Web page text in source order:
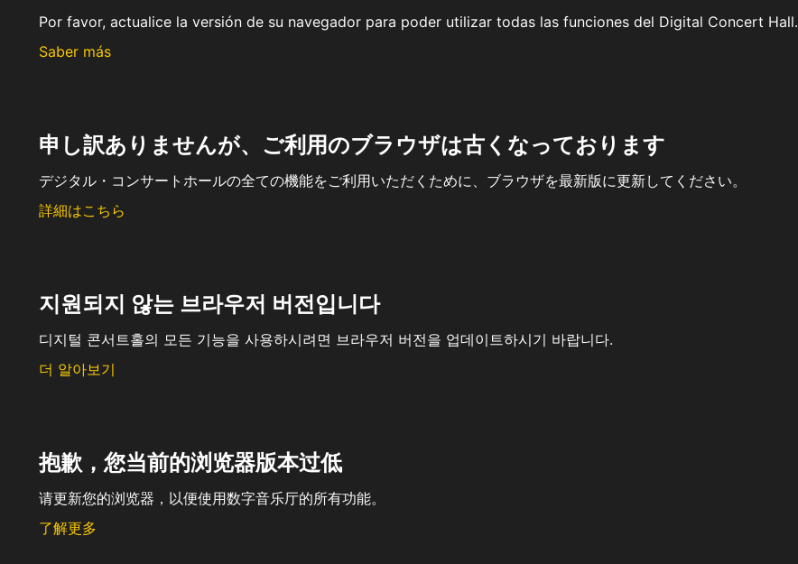
Por favor, actualice la versión de su navegador para poder utilizar todas las funciones del Digital Concert Hall.
Saber más
申し訳ありませんが、ご利用のブラウザは古くなっております
デジタル・コンサートホールの全ての機能をご利用いただくために、ブラウザを最新版に更新してください。
詳細はこちら
지원되지 않는 브라우저 버전입니다
디지털 콘서트홀의 모든 기능을 사용하시려면 브라우저 버전을 업데이트하시기 바랍니다.
더 알아보기
抱歉，您当前的浏览器版本过低
请更新您的浏览器，以便使用数字音乐厅的所有功能。
了解更多